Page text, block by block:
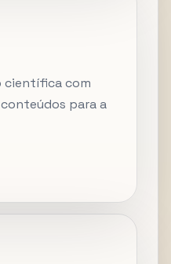
científica com
para a